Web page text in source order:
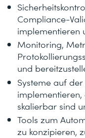
Compliance-
implementieren
Monitoring,
und
Systeme auf
skalierbar sind
Tools zum
zu konzipieren,